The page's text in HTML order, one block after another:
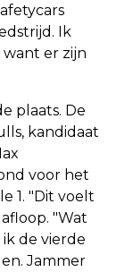
Ik
er zijn
plaats. De
kandidaat
voor het
1. "Dit voelt
"Wat
de vierde
Jammer